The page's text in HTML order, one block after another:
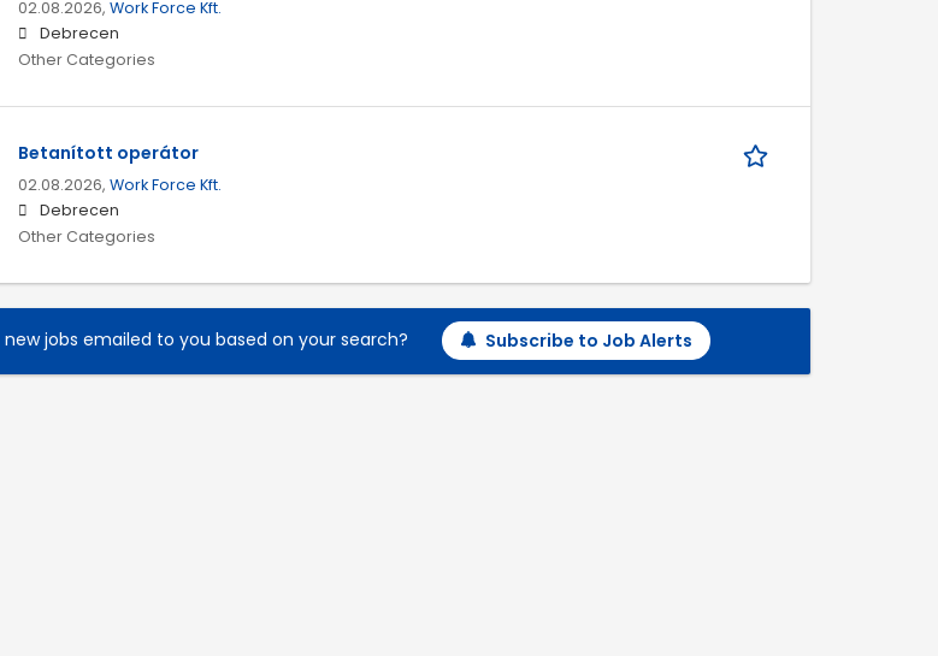
02.08.2026, Work Force Kft.
Debrecen
Other Categories
Betanított operátor
02.08.2026, Work Force Kft.
Debrecen
Other Categories
jobs emailed to you based on your search? Subscribe to Job Alerts